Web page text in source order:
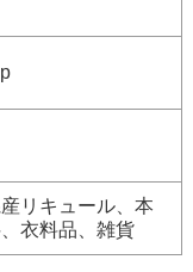
リキュール、本
衣料品、雑貨